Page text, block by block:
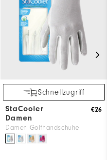
Schnellzugriff
StaCooler
Damen
Damen Golfhandschuhe
€26